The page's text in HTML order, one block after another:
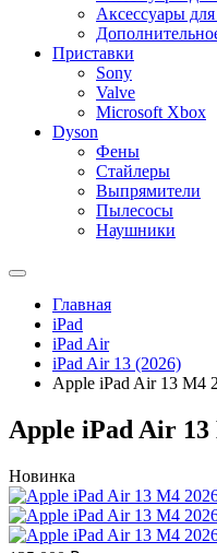
Аксессуары
Приставки
Sony
Valve
Microsoft Xbox
Dyson
Фены
Стайлеры
Выпрямители
Пылесосы
Наушники
Главная
iPad
iPad Air
iPad Air 13 (2026)
Apple iPad Air 13 M4
Apple iPad Air
Новинка